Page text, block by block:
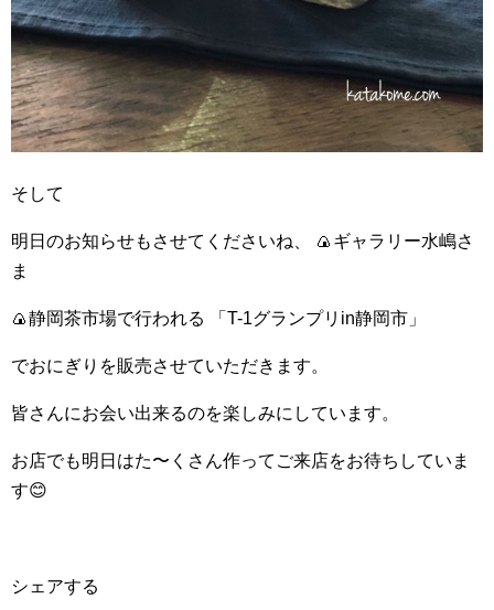
そして
明日のお知らせもさせてくださいね、 🍙ギャラリー水嶋さ
ま
🍙静岡茶市場で行われる 「T-1グランプリin静岡市」
でおにぎりを販売させていただきます。
皆さんにお会い出来るのを楽しみにしています。
お店でも明日はた〜くさん作ってご来店をお待ちしていま
す😊
シェアする